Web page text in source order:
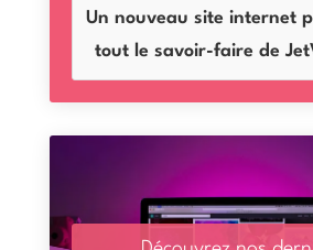
Un nouveau site internet
tout le savoir-faire de